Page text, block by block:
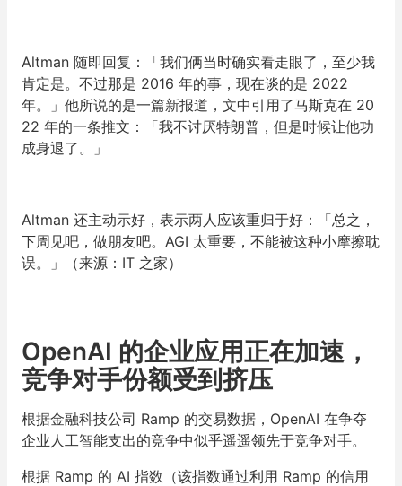
Altman 随即回复：「我们俩当时确实看走眼了，至少我
肯定是。不过那是 2016 年的事，现在谈的是 2022
年。」他所说的是一篇新报道，文中引用了马斯克在 20
22 年的一条推文：「我不讨厌特朗普，但是时候让他功
成身退了。」
Altman 还主动示好，表示两人应该重归于好：「总之，
下周见吧，做朋友吧。AGI 太重要，不能被这种小摩擦耽
误。」（来源：IT 之家）
OpenAI 的企业应用正在加速，
竞争对手份额受到挤压
根据金融科技公司 Ramp 的交易数据，OpenAI 在争夺
企业人工智能支出的竞争中似乎遥遥领先于竞争对手。
根据 Ramp 的 AI 指数（该指数通过利用 Ramp 的信用